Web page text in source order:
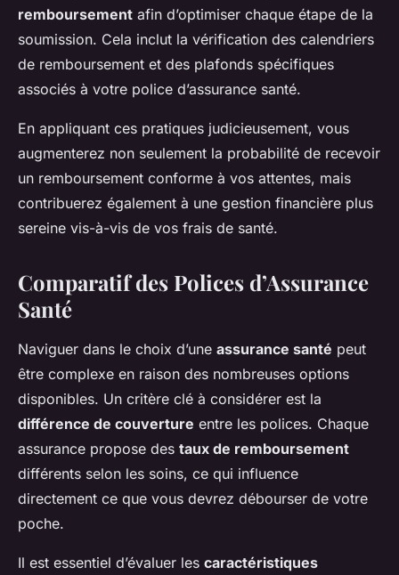
remboursement afin d’optimiser chaque étape de la
soumission. Cela inclut la vérification des calendriers
de remboursement et des plafonds spécifiques
associés à votre police d’assurance santé.
En appliquant ces pratiques judicieusement, vous
augmenterez non seulement la probabilité de recevoir
un remboursement conforme à vos attentes, mais
contribuerez également à une gestion financière plus
sereine vis-à-vis de vos frais de santé.
Comparatif des Polices d’Assurance
Santé
Naviguer dans le choix d’une assurance santé peut
être complexe en raison des nombreuses options
disponibles. Un critère clé à considérer est la
différence de couverture entre les polices. Chaque
assurance propose des taux de remboursement
différents selon les soins, ce qui influence
directement ce que vous devrez débourser de votre
poche.
Il est essentiel d’évaluer les caractéristiques